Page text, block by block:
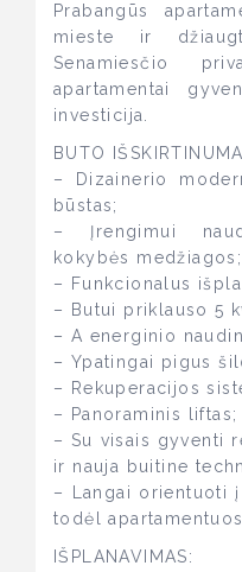
Prabangūs
mieste ir
Senamiesčio
apartamentai
investicija.
BUTO
– Dizainerio
būstas;
– Įrengimui
kokybės medžiagos;
– Funkcionalus
– Butui priklauso 5
– A energinio
– Ypatingai pigus
– Rekuperacijos
– Panoraminis liftas;
– Su visais gyventi
ir nauja buitine
– Langai orientuoti
todėl
IŠPLANAVIMAS: